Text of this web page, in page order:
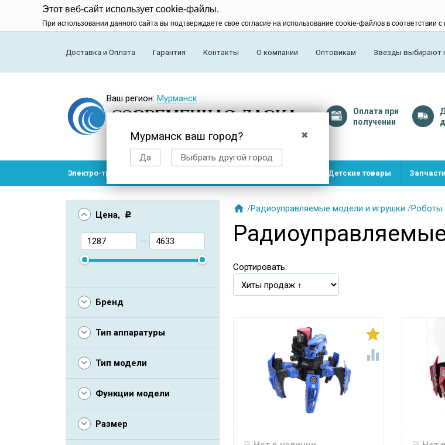
Этот веб-сайт использует cookie-файлы.
При использовании данного сайта вы подтверждаете свое согласие на использование cookie-файлов в соответствии
Доставка и Оплата Гарантия Контакты О компании Оптовикам Звезды выбирают
Ваш регион:Мурманск
✖
Мурманск ваш город?
Да Выбрать другой город
Оплата при
получении
Электро-транспорт Детские товары
Цена , Р
—
Бренд
Тип аппаратуры
Тип модели
Функции модели
Размер
 /Радиоуправляемые модели и игрушки /Роботы
Сортировать:

